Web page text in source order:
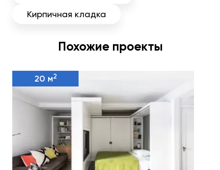
Кирпичная кладка
Похожие проекты
20 м2